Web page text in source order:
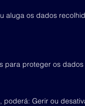
aluga os dados
para proteger os
Gerir ou